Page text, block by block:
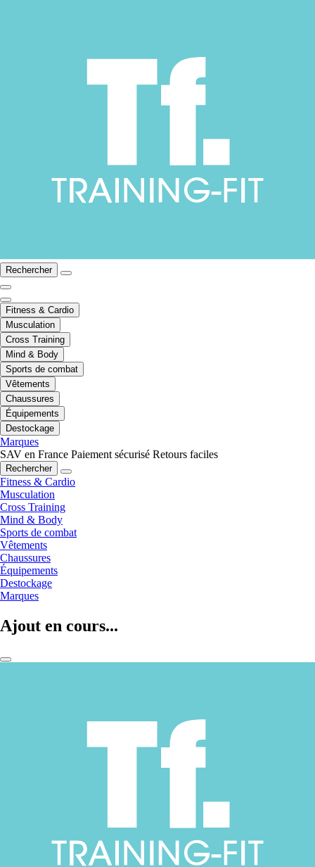
Rechercher
Fitness & Cardio
Musculation
Cross Training
Mind & Body
Sports de combat
Vêtements
Chaussures
Équipements
Destockage
Marques
SAV en France Paiement sécurisé Retours faciles
Rechercher
Fitness & Cardio
Musculation
Cross Training
Mind & Body
Sports de combat
Vêtements
Chaussures
Équipements
Destockage
Marques
Ajout en cours...